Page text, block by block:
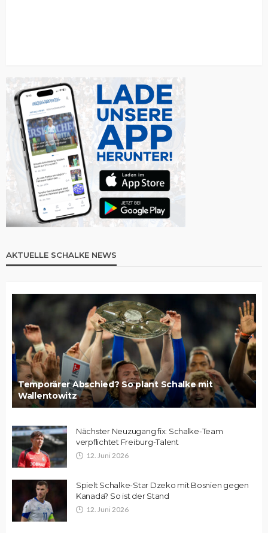
AKTUELLE SCHALKE NEWS
Temporärer Abschied? So plant Schalke mit
Wallentowitz
Nächster Neuzugang fix: Schalke-Team
verpflichtet Freiburg-Talent
12. Juni 2026
Spielt Schalke-Star Dzeko mit Bosnien gegen
Kanada? So ist der Stand
12. Juni 2026